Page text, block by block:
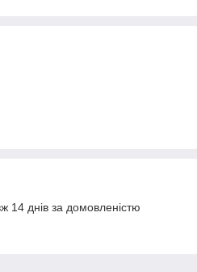
14 днів за домовленістю